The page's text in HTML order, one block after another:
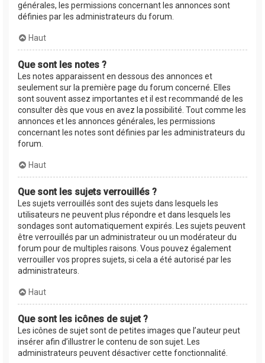
générales, les permissions concernant les annonces sont
définies par les administrateurs du forum.
Haut
Que sont les notes ?
Les notes apparaissent en dessous des annonces et
seulement sur la première page du forum concerné. Elles
sont souvent assez importantes et il est recommandé de les
consulter dès que vous en avez la possibilité. Tout comme les
annonces et les annonces générales, les permissions
concernant les notes sont définies par les administrateurs du
forum.
Haut
Que sont les sujets verrouillés ?
Les sujets verrouillés sont des sujets dans lesquels les
utilisateurs ne peuvent plus répondre et dans lesquels les
sondages sont automatiquement expirés. Les sujets peuvent
être verrouillés par un administrateur ou un modérateur du
forum pour de multiples raisons. Vous pouvez également
verrouiller vos propres sujets, si cela a été autorisé par les
administrateurs.
Haut
Que sont les icônes de sujet ?
Les icônes de sujet sont de petites images que l’auteur peut
insérer afin d’illustrer le contenu de son sujet. Les
administrateurs peuvent désactiver cette fonctionnalité.